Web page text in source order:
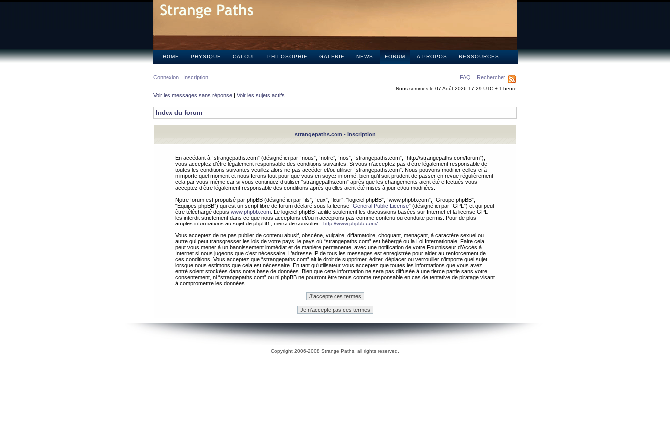
HOME PHYSIQUE CALCUL PHILOSOPHIE GALERIE NEWS FORUM A PROPOS RESSOURCES
FAQ Rechercher
Connexion Inscription
Nous sommes le 07 Août 2026 17:29 UTC + 1 heure
Voir les messages sans réponse | Voir les sujets actifs
Index du forum
strangepaths.com - Inscription
En accédant à “strangepaths.com” (désigné ici par “nous”, “notre”, “nos”, “strangepaths.com”, “http://strangepaths.com/forum”),
vous acceptez d’être légalement responsable des conditions suivantes. Si vous n’acceptez pas d’être légalement responsable de
toutes les conditions suivantes veuillez alors ne pas accéder et/ou utiliser “strangepaths.com”. Nous pouvons modifier celles-ci à
n’importe quel moment et nous ferons tout pour que vous en soyez informé, bien qu’il soit prudent de passer en revue régulièrement
cela par vous-même car si vous continuez d’utiliser “strangepaths.com” après que les changements aient été effectués vous
acceptez d’être légalement responsable des conditions après qu’elles aient été mises à jour et/ou modifiées.
Notre forum est propulsé par phpBB (désigné ici par “ils”, “eux”, “leur”, “logiciel phpBB”, “www.phpbb.com”, “Groupe phpBB”,
“Équipes phpBB”) qui est un script libre de forum déclaré sous la license “General Public License” (désigné ici par “GPL”) et qui peut
être téléchargé depuis www.phpbb.com . Le logiciel phpBB facilite seulement les discussions basées sur Internet et la license GPL
les interdit strictement dans ce que nous acceptons et/ou n’acceptons pas comme contenu ou conduite permis. Pour de plus
amples informations au sujet de phpBB , merci de consulter : http://www.phpbb.com/
Vous acceptez de ne pas publier de contenu abusif, obscène, vulgaire, diffamatoire, choquant, menaçant, à caractère sexuel ou
autre qui peut transgresser les lois de votre pays, le pays où “strangepaths.com” est hébergé ou la Loi Internationale. Faire cela
peut vous mener à un bannissement immédiat et de manière permanente, avec une notification de votre Fournisseur d’Accès à
Internet si nous jugeons que c’est nécessaire. L’adresse IP de tous les messages est enregistrée pour aider au renforcement de
ces conditions. Vous acceptez que “strangepaths.com” ait le droit de supprimer, éditer, déplacer ou verrouiller n’importe quel sujet
lorsque nous estimons que cela est nécessaire. En tant qu’utilisateur vous acceptez que toutes les informations que vous avez
entré soient stockées dans notre base de données. Bien que cette information ne sera pas diffusée à une tierce partie sans votre
consentement, ni “strangepaths.com” ou ni phpBB ne pourront être tenus comme responsable en cas de tentative de piratage visant
à compromettre les données.
Copyright 2006-2008 Strange Paths, all rights reserved.